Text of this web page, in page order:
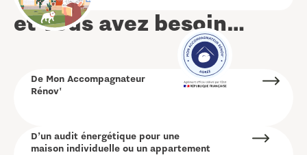
et vous avez besoin…
De Mon Accompagnateur
Rénov'
D’un audit énergétique pour une
maison individuelle ou un appartement